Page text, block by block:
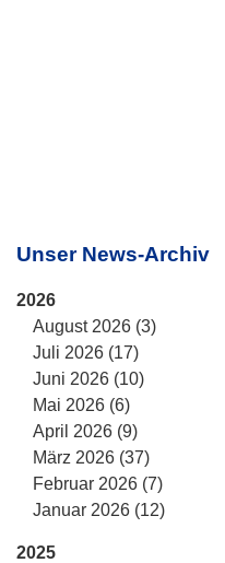
Unser News-Archiv
2026
August 2026 (3)
Juli 2026 (17)
Juni 2026 (10)
Mai 2026 (6)
April 2026 (9)
März 2026 (37)
Februar 2026 (7)
Januar 2026 (12)
2025